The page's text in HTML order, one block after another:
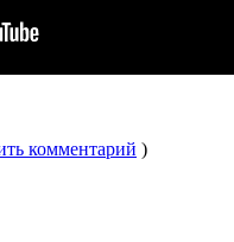
комментарий )